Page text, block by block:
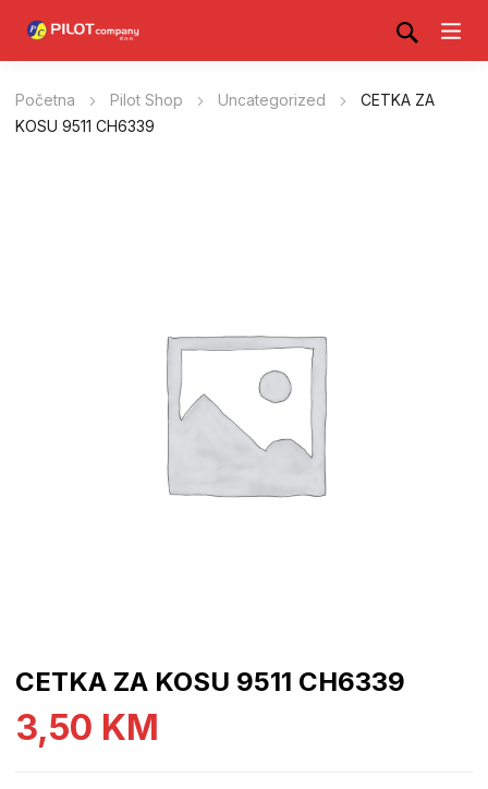
Početna Pilot Shop Uncategorized
CETKA ZA
KOSU 9511 CH6339
CETKA ZA KOSU 9511 CH6339
3,50 KM